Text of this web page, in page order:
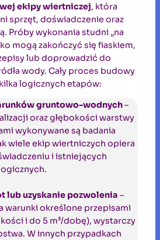
ekipy wiertniczej, która
sprzęt, doświadczenie oraz
Próby wykonania studni „na
mogą zakończyć się fiaskiem,
lub doprowadzić do
wody. Cały proces budowy
logicznych etapów:
gruntowo-wodnych–
oraz głębokości warstwy
wykonywane są badania
wiele ekip wiertniczych opiera
i istniejących
lub uzyskanie pozwolenia –
warunki określone przepisami
i do 5 m³/dobę), wystarczy
W innych przypadkach